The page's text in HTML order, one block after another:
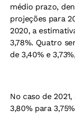
médio prazo,
projeções para
2020, a
3,78%. Quatro
de 3,40% e
No caso de
3,80% para